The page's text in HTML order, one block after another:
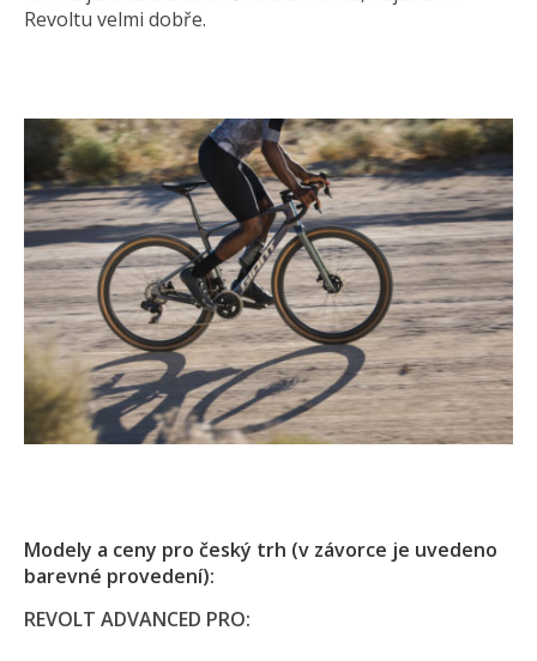
Revoltu velmi dobře.
Modely a ceny pro český trh (v závorce je uvedeno
barevné provedení):
REVOLT ADVANCED PRO: